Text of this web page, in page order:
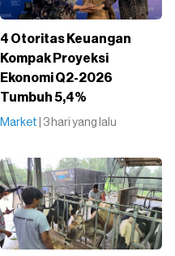
4 Otoritas Keuangan
Kompak Proyeksi
Ekonomi Q2-2026
Tumbuh 5,4%
Market | 3 hari yang lalu